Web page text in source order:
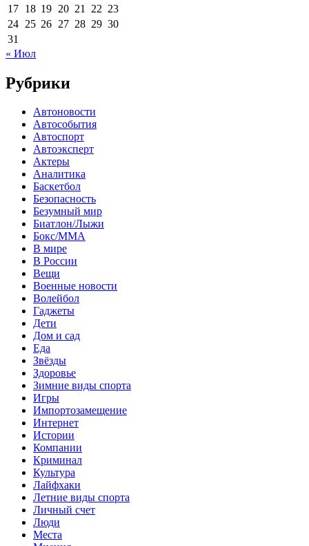
17 18 19 20 21 22 23
24 25 26 27 28 29 30
31
« Июл
Рубрики
Автоновости
Автособытия
Автоспорт
Автоэксперт
Актеры
Аналитика
Баскетбол
Безопасность
Безумный мир
Биатлон/Лыжи
Бокс/MMA
В мире
В России
Вещи
Военные новости
Волейбол
Гаджеты
Дети
Дом и сад
Еда
Звёзды
Здоровье
Зимние виды спорта
Игры
Импортозамещение
Интернет
Истории
Компании
Криминал
Культура
Лайфхаки
Летние виды спорта
Личный счет
Люди
Места